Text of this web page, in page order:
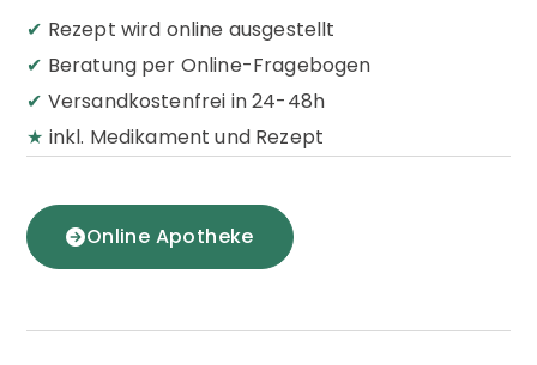
✔ Rezept wird online ausgestellt
✔ Beratung per Online-Fragebogen
✔ Versandkostenfrei in 24-48h
★ inkl. Medikament und Rezept
Online Apotheke